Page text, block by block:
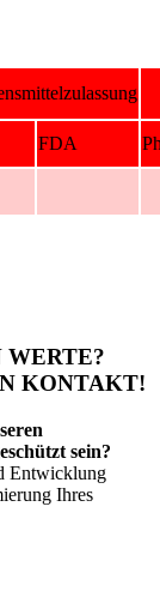
FDA
KONTAKT!
sein?
Entwicklung
Ihres